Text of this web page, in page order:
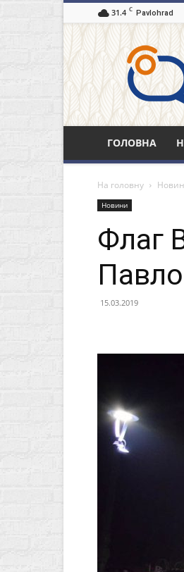
31.4 C Pavlohrad
ГОЛОВНА
На головну
Новини
Флаг
15.03.2019